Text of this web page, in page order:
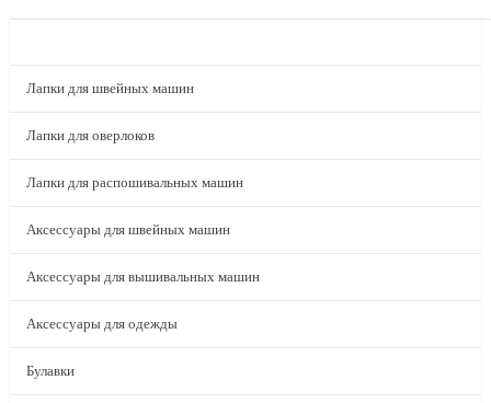
Лапки для швейных машин
Лапки для оверлоков
Лапки для распошивальных машин
Аксессуары для швейных машин
Аксессуары для вышивальных машин
Аксессуары для одежды
Булавки